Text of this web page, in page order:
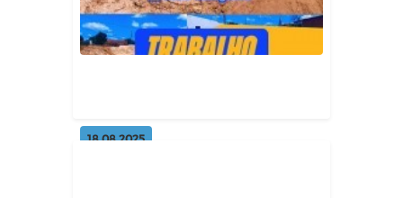
agora é realidade. 🚧
18.08.2025